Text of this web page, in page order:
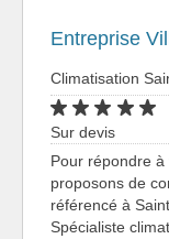
Entreprise
Climatisation
Sur devis
Pour répondre
proposons de
référencé à
Spécialiste